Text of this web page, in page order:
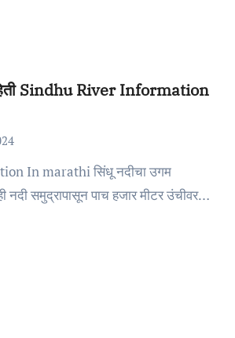
Sindhu River Information
नदी समुद्रापासून पाच हजार मीटर उंचीवर…